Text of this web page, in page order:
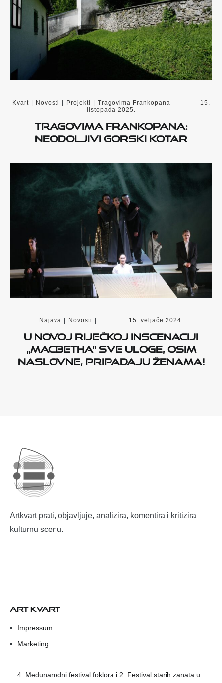
Kvart Novosti Projekti Tragovima Frankopana
15.
listopada 2025.
Tragovima Frankopana:
Neodoljivi Gorski kotar
Najava Novosti 15. veljače 2024.
U novoj riječkoj inscenaciji
„Macbetha” sve uloge, osim
naslovne, pripadaju ženama!
Artkvart prati, objavljuje, analizira, komentira i kritizira
kulturnu scenu.
ART KVART
Impressum
Marketing
4. Međunarodni festival foklora i 2. Festival starih zanata u